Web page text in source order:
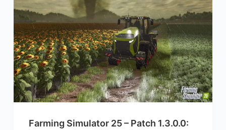
Farming Simulator 25 – Patch 1.3.0.0: